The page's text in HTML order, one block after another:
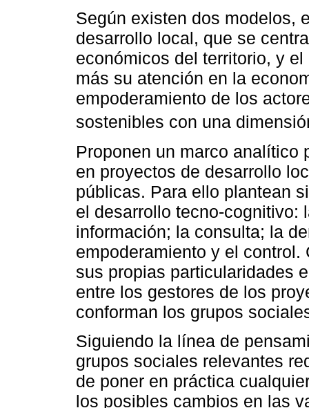
Según existen dos modelos,
desarrollo local, que se
económicos del territorio, y
más su atención en la
empoderamiento de los
sostenibles con una
Proponen un marco analítico
en proyectos de desarrollo
públicas. Para ello plantean
el desarrollo tecno-cognitivo:
información; la consulta; la
empoderamiento y el
sus propias particularidades
entre los gestores de los
conforman los grupos
Siguiendo la línea de
grupos sociales relevantes
de poner en práctica
los posibles cambios en las